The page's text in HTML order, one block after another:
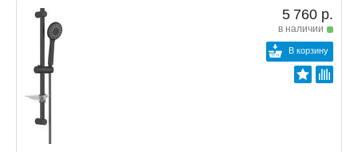
5 760 р.
в наличии
В корзину